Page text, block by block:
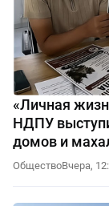
«Личная
НДПУ
домов и
ОбществоВчера,